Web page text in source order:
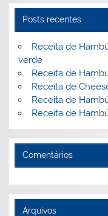
o
k
Posts recentes
Receita de
verde
Receita de
Receita de
Receita de
Receita de
Comentários
Arquivos